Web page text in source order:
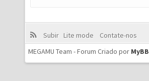
Subir Lite mode
Contate-nos
MEGAMU Team - Forum Criado por MyBB